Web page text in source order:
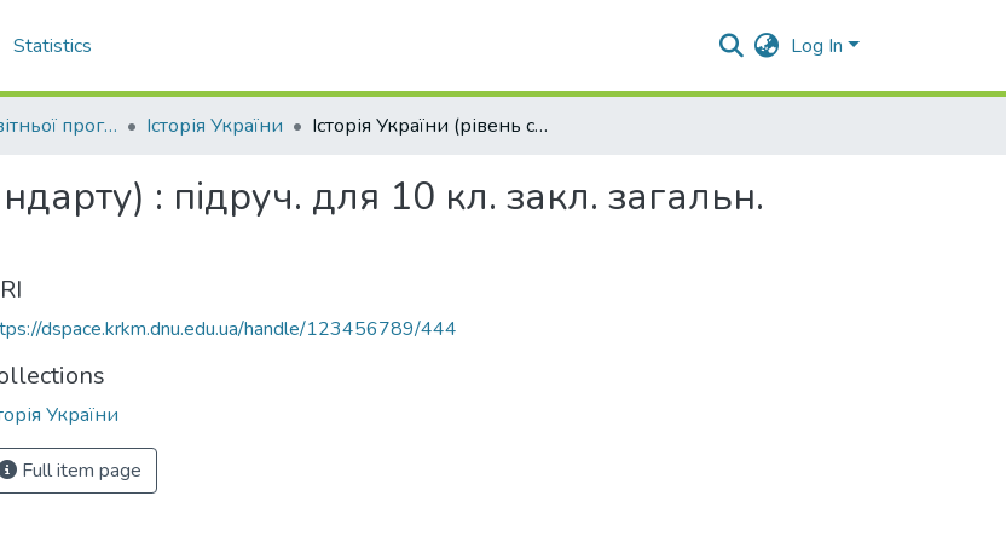
Statistics Log In
Предмети освітньої програми профільної середньої освіти Історія України Історія України (рівень стандарту) : підруч. для 10 кл. закл. загальн. середн. освіти
: підруч. для 10 кл. закл. загальн.
dspace.krkm.dnu.edu.ua/handle/123456789/444
України
Full item page